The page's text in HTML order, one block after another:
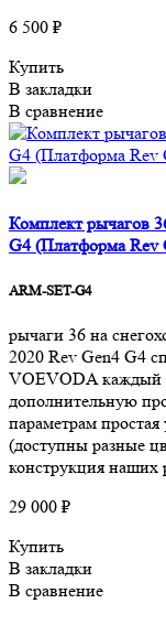
6 500 ₽
Купить
В закладки
В сравнение
Комплект рычагов
G4 (Платформа Rev
ARM-SET-G4
рычаги 36 на
2020 Rev Gen4 G4
VOEVODA каждый
дополнительную
параметрам
(доступны разные
конструкция наших
29 000 ₽
Купить
В закладки
В сравнение